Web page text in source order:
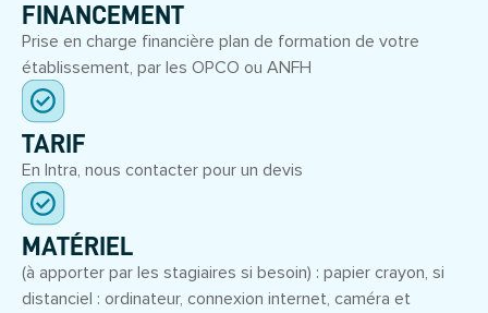
FINANCEMENT
Prise en charge financière plan de formation de votre
établissement, par les OPCO ou ANFH
TARIF
En Intra, nous contacter pour un devis
MATÉRIEL
(à apporter par les stagiaires si besoin) : papier crayon, si
distanciel : ordinateur, connexion internet, caméra et